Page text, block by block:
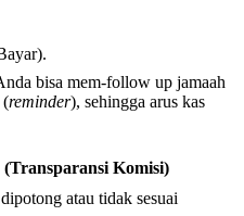
bisa mem-follow up jamaah
(reminder), sehingga arus kas
Komisi)
atau tidak sesuai